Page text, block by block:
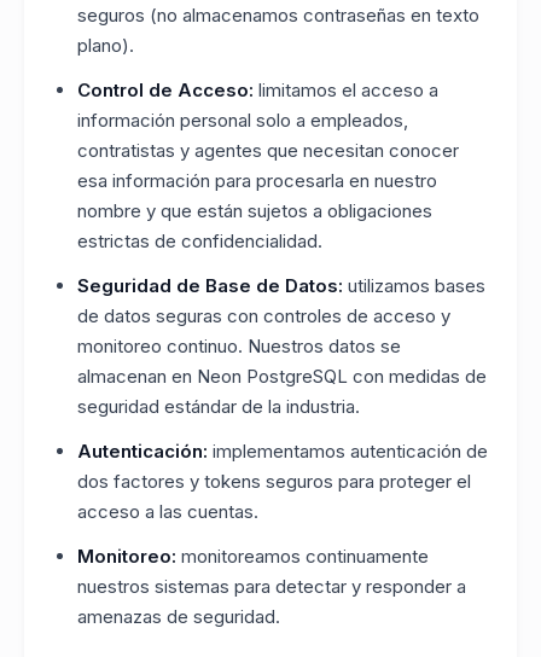
seguros (no almacenamos contraseñas en texto
plano).
Control de Acceso: limitamos el acceso a
información personal solo a empleados,
contratistas y agentes que necesitan conocer
esa información para procesarla en nuestro
nombre y que están sujetos a obligaciones
estrictas de confidencialidad.
Seguridad de Base de Datos: utilizamos bases
de datos seguras con controles de acceso y
monitoreo continuo. Nuestros datos se
almacenan en Neon PostgreSQL con medidas de
seguridad estándar de la industria.
Autenticación: implementamos autenticación de
dos factores y tokens seguros para proteger el
acceso a las cuentas.
Monitoreo: monitoreamos continuamente
nuestros sistemas para detectar y responder a
amenazas de seguridad.